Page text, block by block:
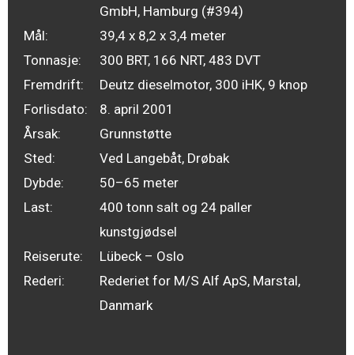
GmbH, Hamburg (#394)
Mål:
39,4 x 8,2 x 3,4 meter
Tonnasje:
300 BRT, 166 NRT, 483 DVT
Fremdrift:
Deutz dieselmotor, 300 iHK, 9 knop
Forlisdato:
8. april 2001
Årsak:
Grunnstøtte
Sted:
Ved Langebåt, Drøbak
Dybde:
50–65 meter
Last:
400 tonn salt og 24 paller
kunstgjødsel
Reiserute:
Lübeck – Oslo
Rederi:
Rederiet for M/S Alf ApS, Marstal,
Danmark